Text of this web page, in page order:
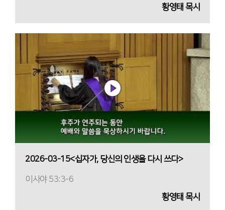
황영태 목사
2026-03-15<십자가, 당신의 인생을 다시 쓰다>
이사야 53:3-6
황영태 목사